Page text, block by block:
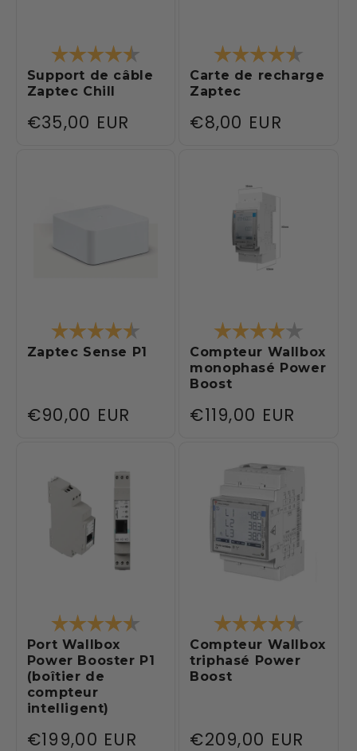
Note: 4.3 sur 5 étoiles
Support de câble
Zaptec Chill
Prix
€35,00 EUR
Note:
Carte de recharge
Zaptec
Prix
€8,00 EUR
Note: 4.3 sur 5 étoiles
Zaptec Sense P1
Prix
€90,00 EUR
Note:
Compteur Wallbox
monophasé Power
Boost
Prix
€119,00 EUR
Note: 4.5 sur 5 étoiles
Port Wallbox
Power Booster P1
(boîtier de
compteur
intelligent)
Prix
€199,00 EUR
Note:
Compteur Wallbox
triphasé Power
Boost
Prix
€209,00 EUR